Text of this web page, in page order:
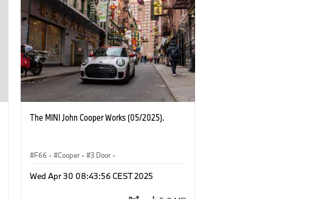
The MINI John Cooper Works (05/2025).
F66 · Cooper · 3 Door ·
Wed Apr 30 08:43:56 CEST 2025